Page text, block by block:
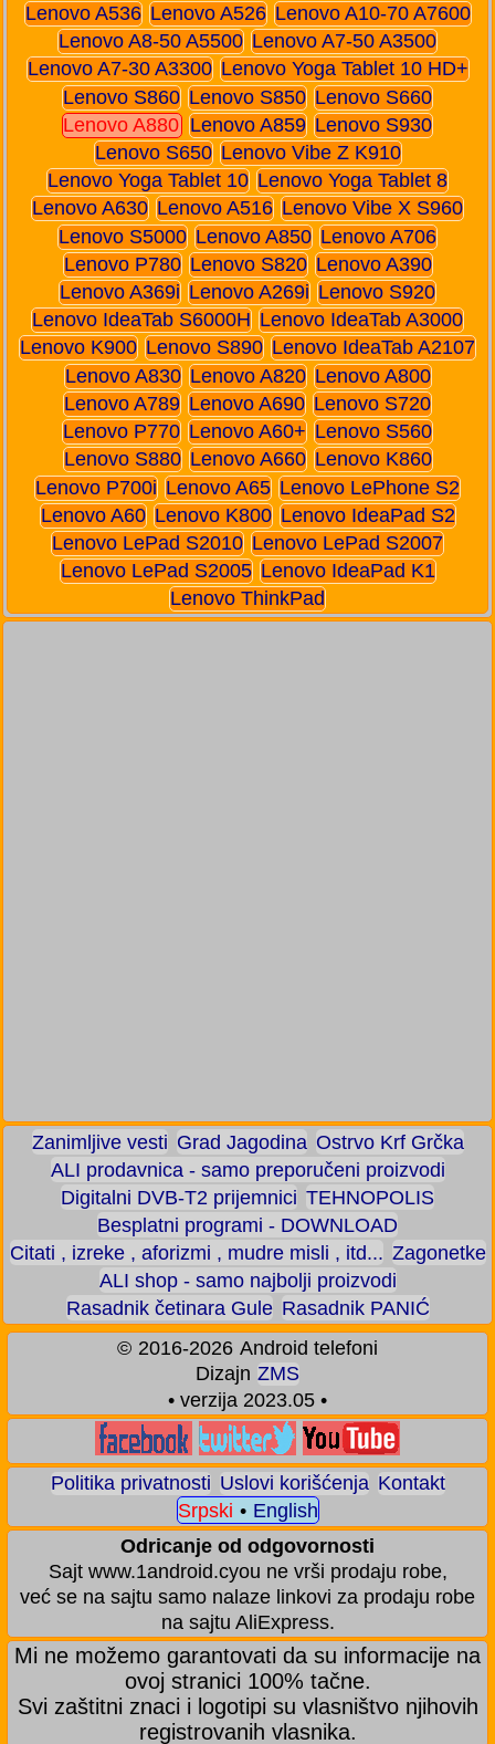
Lenovo A536 Lenovo A526 Lenovo A10-70 A7600
Lenovo A8-50 A5500 Lenovo A7-50 A3500
Lenovo A7-30 A3300 Lenovo Yoga Tablet 10 HD+
Lenovo S860 Lenovo S850 Lenovo S660
Lenovo A880 Lenovo A859 Lenovo S930
Lenovo S650 Lenovo Vibe Z K910
Lenovo Yoga Tablet 10 Lenovo Yoga Tablet 8
Lenovo A630 Lenovo A516 Lenovo Vibe X S960
Lenovo S5000 Lenovo A850 Lenovo A706
Lenovo P780 Lenovo S820 Lenovo A390
Lenovo A369i Lenovo A269i Lenovo S920
Lenovo IdeaTab S6000H Lenovo IdeaTab A3000
Lenovo K900 Lenovo S890 Lenovo IdeaTab A2107
Lenovo A830 Lenovo A820 Lenovo A800
Lenovo A789 Lenovo A690 Lenovo S720
Lenovo P770 Lenovo A60+ Lenovo S560
Lenovo S880 Lenovo A660 Lenovo K860
Lenovo P700i Lenovo A65 Lenovo LePhone S2
Lenovo A60 Lenovo K800 Lenovo IdeaPad S2
Lenovo LePad S2010 Lenovo LePad S2007
Lenovo LePad S2005 Lenovo IdeaPad K1
Lenovo ThinkPad
Zanimljive vesti Grad Jagodina Ostrvo Krf Grčka
ALI prodavnica - samo preporučeni proizvodi
Digitalni DVB-T2 prijemnici TEHNOPOLIS
Besplatni programi - DOWNLOAD
Citati , izreke , aforizmi , mudre misli , itd... Zagonetke
ALI shop - samo najbolji proizvodi
Rasadnik četinara Gule Rasadnik PANIĆ
© 2016-2026 Android telefoni
Dizajn ZMS
• verzija 2023.05 •
Politika privatnosti Uslovi korišćenja Kontakt
Srpski • English
Odricanje od odgovornosti
Sajt www.1android.cyou ne vrši prodaju robe,
već se na sajtu samo nalaze linkovi za prodaju robe
na sajtu AliExpress.
Mi ne možemo garantovati da su informacije na
ovoj stranici 100% tačne.
Svi zaštitni znaci i logotipi su vlasništvo njihovih
registrovanih vlasnika.